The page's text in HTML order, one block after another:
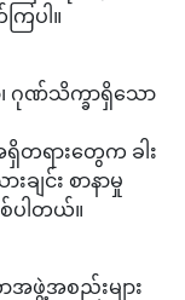
ြပါ။
ဂုဏ်သိက္ခာရှိသော
တရားတွေက ခါး
ျင်း စာနာမှု
ပါတယ်။
အဖွဲ့အစည်းများ